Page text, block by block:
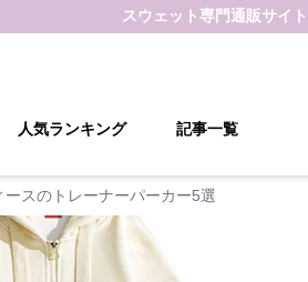
スウェット専門通販サイト
人気ランキング 記事一覧
ースのトレーナーパーカー5選